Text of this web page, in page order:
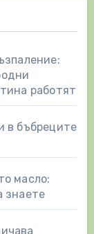
работят
в бъбреците
масло:
знаете